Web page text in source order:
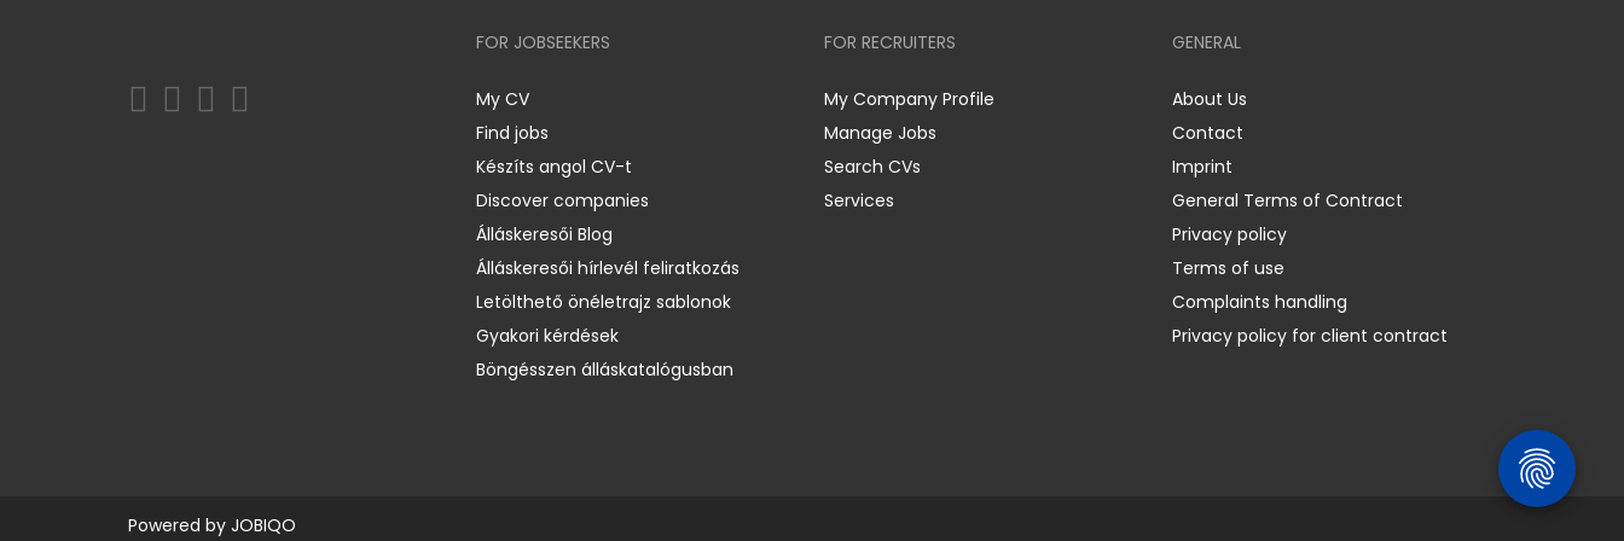
FOR JOBSEEKERS
My CV
Find jobs
Készíts angol CV-t
Discover companies
Álláskeresői Blog
Álláskeresői hírlevél feliratkozás
Letölthető önéletrajz sablonok
Gyakori kérdések
Böngésszen álláskatalógusban
FOR RECRUITERS
My Company Profile
Manage Jobs
Search CVs
Services
GENERAL
About Us
Contact
Imprint
General Terms of Contract
Privacy policy
Terms of use
Complaints handling
Privacy policy for client contract
Powered by JOBIQO